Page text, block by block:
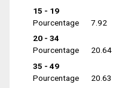
15 - 19
Pourcentage
7.92
20 - 34
Pourcentage
20.64
35 - 49
Pourcentage
20.63